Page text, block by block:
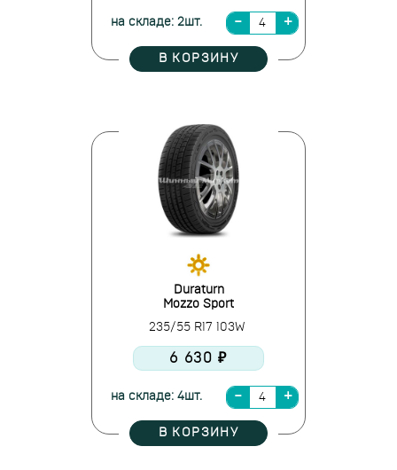
на складе: 2шт.
В КОРЗИНУ
Duraturn
Mozzo Sport
235/55 R17 103W
6 630 ₽
на складе: 4шт.
В КОРЗИНУ